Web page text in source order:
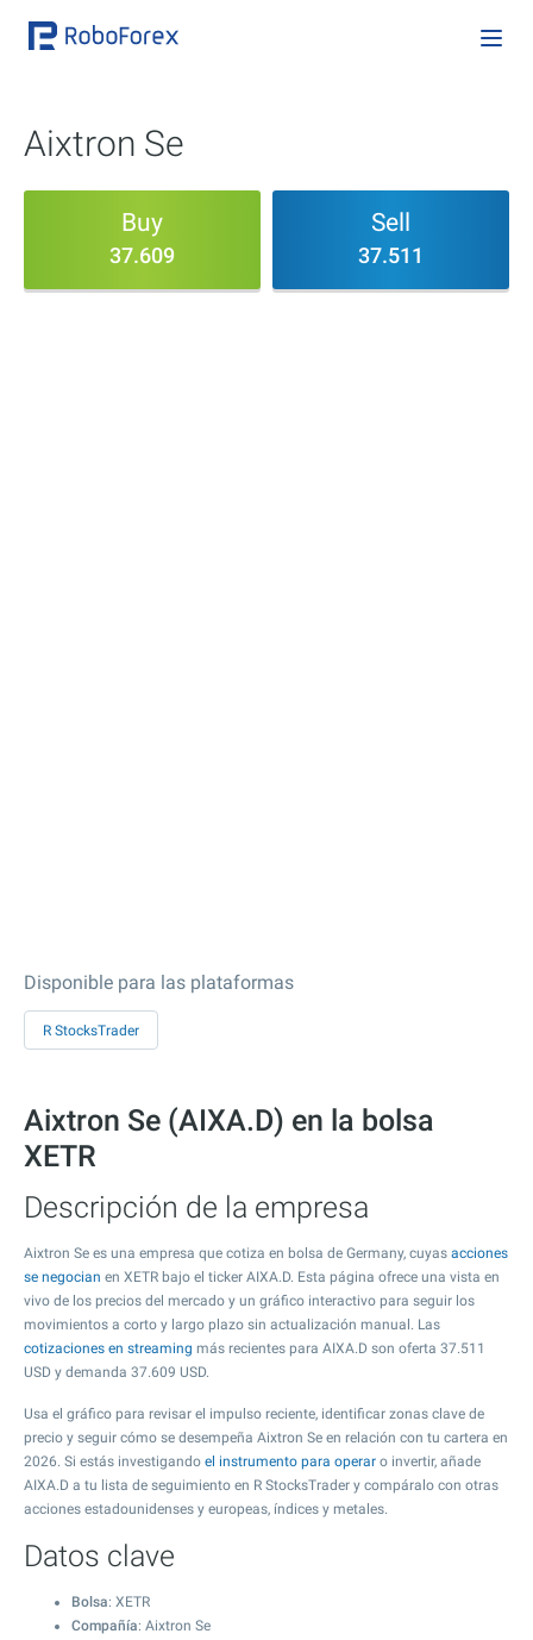
Aixtron Se
Buy
37.609
Sell
37.511
Disponible para las plataformas
R StocksTrader
Aixtron Se (AIXA.D) en la bolsa
XETR
Descripción de la empresa
Aixtron Se es una empresa que cotiza en bolsa de Germany, cuyas acciones
se negocian en XETR bajo el ticker AIXA.D. Esta página ofrece una vista en
vivo de los precios del mercado y un gráfico interactivo para seguir los
movimientos a corto y largo plazo sin actualización manual. Las
cotizaciones en streaming más recientes para AIXA.D son oferta 37.511
USD y demanda 37.609 USD.
Usa el gráfico para revisar el impulso reciente, identificar zonas clave de
precio y seguir cómo se desempeña Aixtron Se en relación con tu cartera en
2026. Si estás investigando el instrumento para operar o invertir, añade
AIXA.D a tu lista de seguimiento en R StocksTrader y compáralo con otras
acciones estadounidenses y europeas, índices y metales.
Datos clave
Bolsa: XETR
Compañía: Aixtron Se